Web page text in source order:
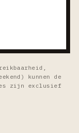
kunnen de
zijn exclusief